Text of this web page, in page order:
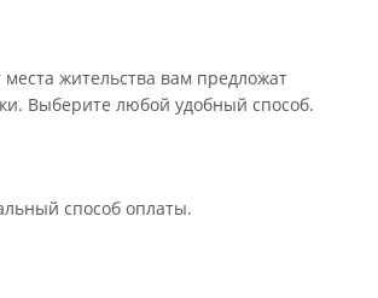
места жительства вам предложат
Выберите любой удобный способ.
способ оплаты.